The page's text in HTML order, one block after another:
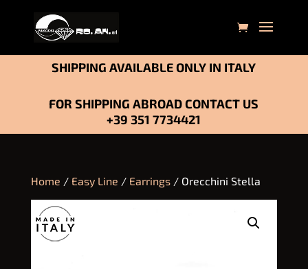
SHIPPING AVAILABLE ONLY IN ITALY
FOR SHIPPING ABROAD CONTACT US
+39 351 7734421
Home / Easy Line / Earrings/ Orecchini Stella